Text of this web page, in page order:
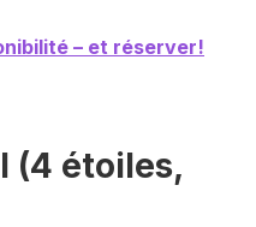
– et réserver!
(4 étoiles,